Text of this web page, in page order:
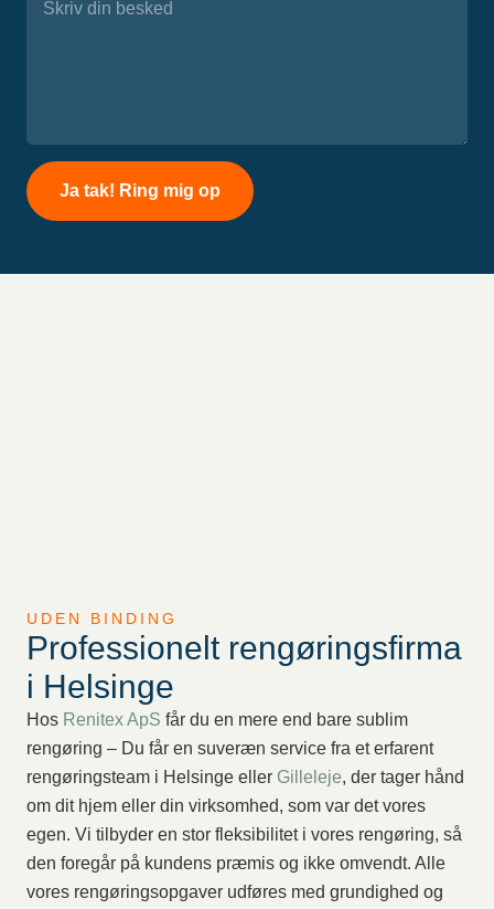
Please
leave
this
field
UDEN BINDING
Professionelt rengøringsfirma
i Helsinge
Hos Renitex ApS får du en mere end bare sublim
rengøring – Du får en suveræn service fra et erfarent
rengøringsteam i Helsinge eller Gilleleje, der tager hånd
om dit hjem eller din virksomhed, som var det vores
egen. Vi tilbyder en stor fleksibilitet i vores rengøring, så
den foregår på kundens præmis og ikke omvendt. Alle
vores rengøringsopgaver udføres med grundighed og